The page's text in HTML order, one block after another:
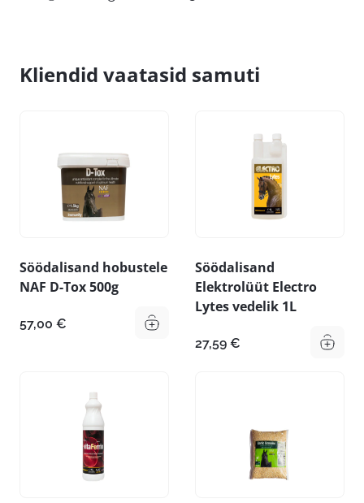
Kliendid vaatasid samuti
Söödalisand hobustele
NAF D-Tox 500g
57,00 €
Söödalisand
Elektrolüüt Electro
Lytes vedelik 1L
27,59 €